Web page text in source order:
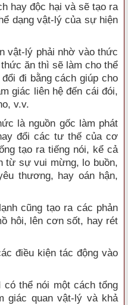
hay độc hại và sẽ tạo ra
dạng vật-lý của sự hiện
lý phải nhờ vào thức
ăn thì sẽ làm cho thể
đi bằng cách giúp cho
giác liên hệ đến cái đói,
v.v.
nguồn gốc làm phát
đổi các tư thế của cơ
tạo ra tiếng nói, kể cả
từ sự vui mừng, lo buồn,
thương, hay oán hận,
tạo ra các phản
hôi, lên cơn sốt, hay rét
kiện tác động vào
nói một cách tổng
giác quan vật-lý và khả